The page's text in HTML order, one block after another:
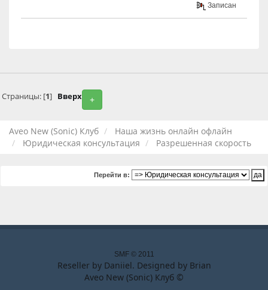
Записан
+
Страницы: [1] Вверх
Aveo New (Sonic) Клуб
Наша жизнь онлайн офлайн
Юридическая консультация
Разрешенная скорость
Перейти в:
SMF © 2011
Reseller by Daniiel. Designed by Brian
Aveo New (Sonic) Клуб ©